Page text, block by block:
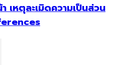
หตุละเมิดความเป็นส่วน